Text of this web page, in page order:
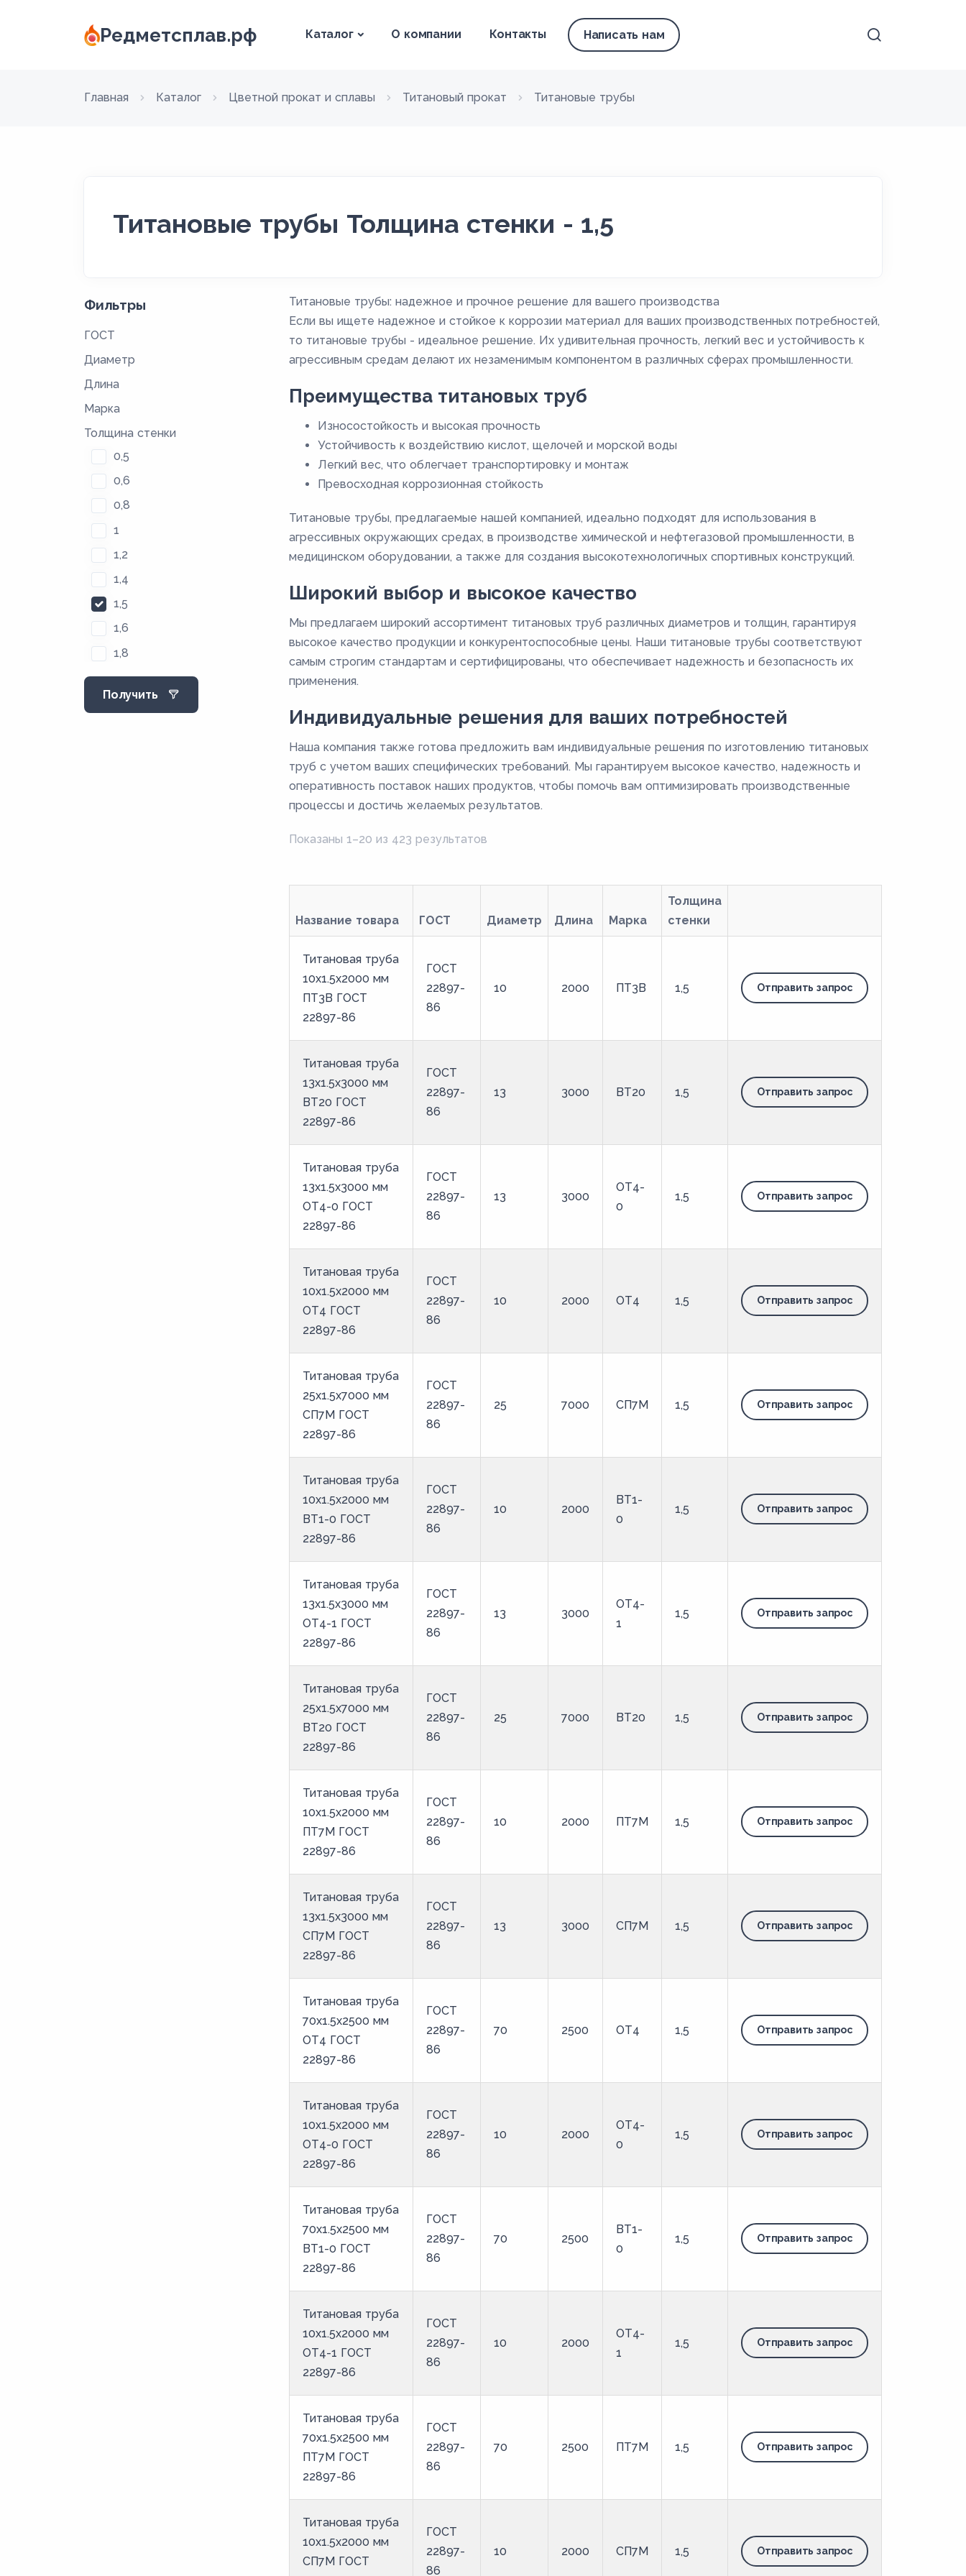
Редметсплав.рф Каталог О компании Контакты Написать нам
Главная Каталог Цветной прокат и сплавы Титановый прокат Титановые трубы
Титановые трубы Толщина стенки - 1,5
Фильтры
ГОСТ
Диаметр
Длина
Марка
Толщина стенки
0,5
0,6
0,8
1
1,2
1,4
1,5
1,6
1,8
2
2,2
Получить
Титановые трубы: надежное и прочное решение для вашего производства
Если вы ищете надежное и стойкое к коррозии материал для ваших производственных потребностей,
то титановые трубы - идеальное решение. Их удивительная прочность, легкий вес и устойчивость к
агрессивным средам делают их незаменимым компонентом в различных сферах промышленности.
Преимущества титановых труб
Износостойкость и высокая прочность
Устойчивость к воздействию кислот, щелочей и морской воды
Легкий вес, что облегчает транспортировку и монтаж
Превосходная коррозионная стойкость
Титановые трубы, предлагаемые нашей компанией, идеально подходят для использования в
агрессивных окружающих средах, в производстве химической и нефтегазовой промышленности, в
медицинском оборудовании, а также для создания высокотехнологичных спортивных конструкций.
Широкий выбор и высокое качество
Мы предлагаем широкий ассортимент титановых труб различных диаметров и толщин, гарантируя
высокое качество продукции и конкурентоспособные цены. Наши титановые трубы соответствуют
самым строгим стандартам и сертифицированы, что обеспечивает надежность и безопасность их
применения.
Индивидуальные решения для ваших потребностей
Наша компания также готова предложить вам индивидуальные решения по изготовлению титановых
труб с учетом ваших специфических требований. Мы гарантируем высокое качество, надежность и
оперативность поставок наших продуктов, чтобы помочь вам оптимизировать производственные
процессы и достичь желаемых результатов.
Показаны 1–20 из 423 результатов
Название товара ГОСТ Диаметр Длина Марка
Толщина
стенки
Титановая труба
10х1.5х2000 мм
ПТ3В ГОСТ
22897-86
ГОСТ
22897-
86
10 2000 ПТ3В 1,5 Отправить запрос
Титановая труба
13х1.5х3000 мм
ВТ20 ГОСТ
22897-86
ГОСТ
22897-
86
13 3000 ВТ20 1,5 Отправить запрос
Титановая труба
13х1.5х3000 мм
ОТ4-0 ГОСТ
22897-86
ГОСТ
22897-
86
13 3000
ОТ4-
0
1,5 Отправить запрос
Титановая труба
10х1.5х2000 мм
ОТ4 ГОСТ
22897-86
ГОСТ
22897-
86
10 2000 ОТ4 1,5 Отправить запрос
Титановая труба
25х1.5х7000 мм
СП7М ГОСТ
22897-86
ГОСТ
22897-
86
25 7000 СП7М 1,5 Отправить запрос
Титановая труба
10х1.5х2000 мм
ВТ1-0 ГОСТ
22897-86
ГОСТ
22897-
86
10 2000
ВТ1-
0
1,5 Отправить запрос
Титановая труба
13х1.5х3000 мм
ОТ4-1 ГОСТ
22897-86
ГОСТ
22897-
86
13 3000
ОТ4-
1
1,5 Отправить запрос
Титановая труба
25х1.5х7000 мм
ВТ20 ГОСТ
22897-86
ГОСТ
22897-
86
25 7000 ВТ20 1,5 Отправить запрос
Титановая труба
10х1.5х2000 мм
ПТ7М ГОСТ
22897-86
ГОСТ
22897-
86
10 2000 ПТ7М 1,5 Отправить запрос
Титановая труба
13х1.5х3000 мм
СП7М ГОСТ
22897-86
ГОСТ
22897-
86
13 3000 СП7М 1,5 Отправить запрос
Титановая труба
70х1.5х2500 мм
ОТ4 ГОСТ
22897-86
ГОСТ
22897-
86
70 2500 ОТ4 1,5 Отправить запрос
Титановая труба
10х1.5х2000 мм
ОТ4-0 ГОСТ
22897-86
ГОСТ
22897-
86
10 2000
ОТ4-
0
1,5 Отправить запрос
Титановая труба
70х1.5х2500 мм
ВТ1-0 ГОСТ
22897-86
ГОСТ
22897-
86
70 2500
ВТ1-
0
1,5 Отправить запрос
Титановая труба
10х1.5х2000 мм
ОТ4-1 ГОСТ
22897-86
ГОСТ
22897-
86
10 2000
ОТ4-
1
1,5 Отправить запрос
Титановая труба
70х1.5х2500 мм
ПТ7М ГОСТ
22897-86
ГОСТ
22897-
86
70 2500 ПТ7М 1,5 Отправить запрос
Титановая труба
10х1.5х2000 мм
СП7М ГОСТ
ГОСТ
22897-
86
10 2000 СП7М 1,5 Отправить запрос